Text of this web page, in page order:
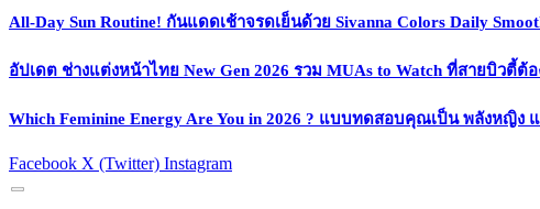
All-Day Sun Routine! กันแดดเช้าจรดเย็นด้วย Sivanna Colors Daily
อัปเดต ช่างแต่งหน้าไทย New Gen 2026 รวม MUAs to Watch ที่สายบิวตี้ต้อ
Which Feminine Energy Are You in 2026 ? แบบทดสอบคุณเป็น พลังหญิง
Facebook X (Twitter) Instagram